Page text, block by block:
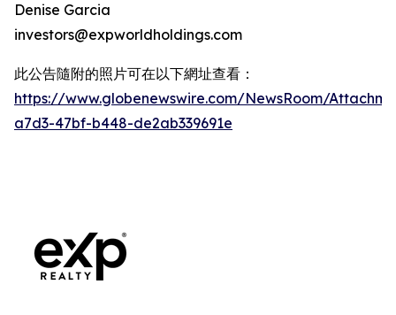
Denise Garcia
investors@expworldholdings.com
此公告隨附的照片可在以下網址查看：
https://www.globenewswire.com/NewsRoom/
a7d3-47bf-b448-de2ab339691e